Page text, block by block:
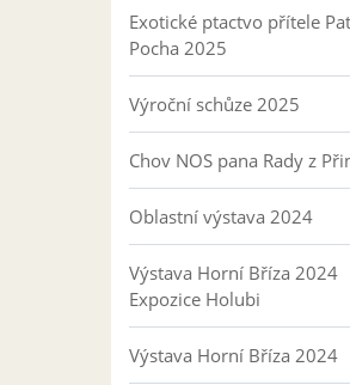
Exotické ptactvo přítele
Pocha 2025
Výroční schůze 2025
Chov NOS pana Rady z
Oblastní výstava 2024
Výstava Horní Bříza 2024
Expozice Holubi
Výstava Horní Bříza 2024